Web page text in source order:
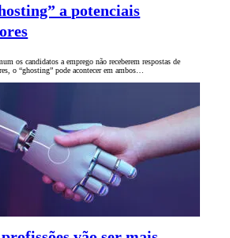
a potenciais
os candidatos a emprego não receberem respostas de
o “ghosting” pode acontecer em ambos…